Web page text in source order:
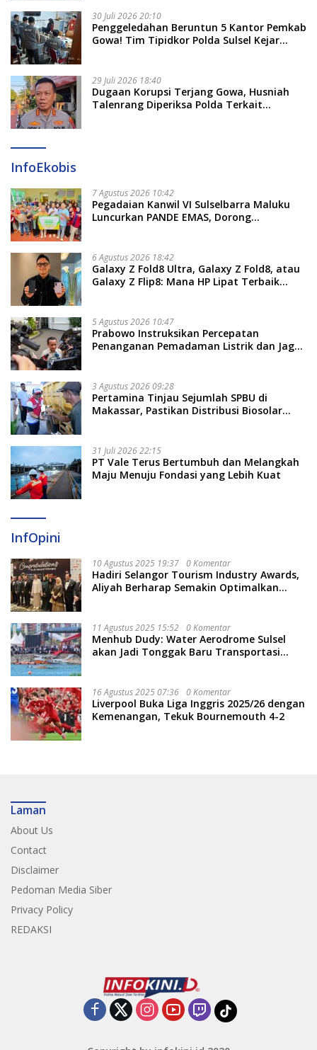
30 Juli 2026 20:10
Penggeledahan Beruntun 5 Kantor Pemkab
Gowa! Tim Tipidkor Polda Sulsel Kejar
29 Juli 2026 18:40
Dugaan Korupsi Terjang Gowa, Husniah
Talenrang Diperiksa Polda Terkait
InfoEkobis
7 Agustus 2026 10:42
Pegadaian Kanwil VI Sulselbarra Maluku
Luncurkan PANDE EMAS, Dorong
6 Agustus 2026 18:42
Galaxy Z Fold8 Ultra, Galaxy Z Fold8, atau
Galaxy Z Flip8: Mana HP Lipat Terbaik
5 Agustus 2026 10:47
Prabowo Instruksikan Percepatan
Penanganan Pemadaman Listrik dan Jaga
3 Agustus 2026 09:28
Pertamina Tinjau Sejumlah SPBU di
Makassar, Pastikan Distribusi Biosolar
31 Juli 2026 22:15
PT Vale Terus Bertumbuh dan Melangkah
Maju Menuju Fondasi yang Lebih Kuat
InfOpini
10 Agustus 2025 19:37 0 Komentar
Hadiri Selangor Tourism Industry Awards,
Aliyah Berharap Semakin Optimalkan
11 Agustus 2025 15:52 0 Komentar
Menhub Dudy: Water Aerodrome Sulsel
akan Jadi Tonggak Baru Transportasi
16 Agustus 2025 07:36 0 Komentar
Liverpool Buka Liga Inggris 2025/26 dengan
Kemenangan, Tekuk Bournemouth 4-2
Laman
About Us
Contact
Disclaimer
Pedoman Media Siber
Privacy Policy
REDAKSI